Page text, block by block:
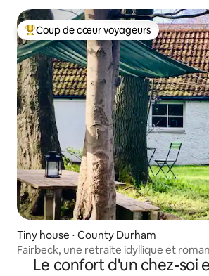
Coups de cœur voyageurs les plus
Coup de cœur voyageurs
Tiny house ⋅ County Durham
Fairbeck, une retraite idyllique et
Le confort d'un chez-soi